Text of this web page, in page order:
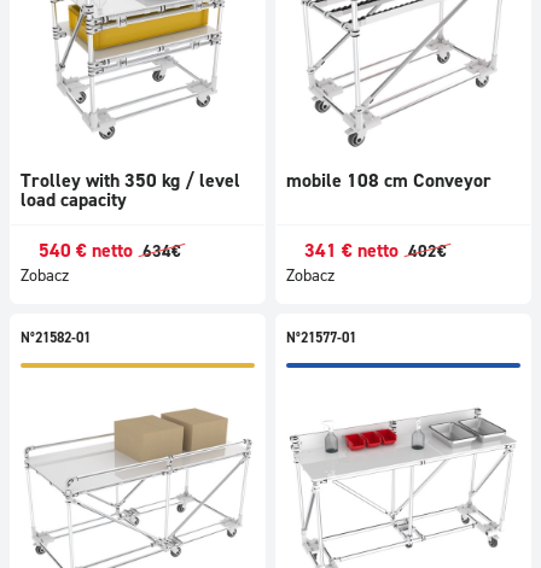
Trolley with 350 kg / level
load capacity
540 € netto 634€
Zobacz
mobile 108 cm Conveyor
341 € netto 402€
Zobacz
N°21582-01 N°21577-01